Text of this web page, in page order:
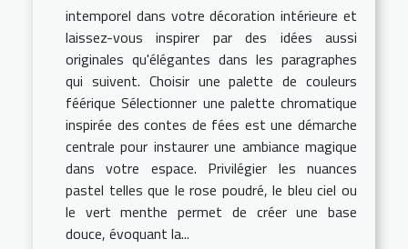
intemporel dans votre décoration intérieure et
laissez-vous inspirer par des idées aussi
originales qu'élégantes dans les paragraphes
qui suivent. Choisir une palette de couleurs
féérique Sélectionner une palette chromatique
inspirée des contes de fées est une démarche
centrale pour instaurer une ambiance magique
dans votre espace. Privilégier les nuances
pastel telles que le rose poudré, le bleu ciel ou
le vert menthe permet de créer une base
douce, évoquant la...